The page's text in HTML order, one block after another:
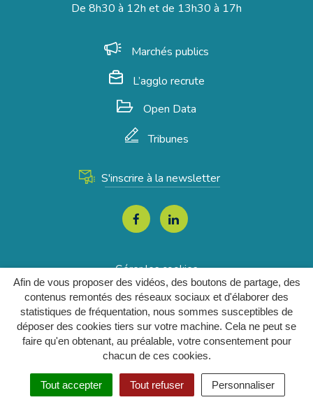
Afin de vous proposer des vidéos, des boutons de partage, des
contenus remontés des réseaux sociaux et d'élaborer des
statistiques de fréquentation, nous sommes susceptibles de
déposer des cookies tiers sur votre machine. Cela ne peut se
faire qu'en obtenant, au préalable, votre consentement pour
chacun de ces cookies.
Tout accepter Tout refuser Personnaliser
De 8h30 à 12h et de 13h30 à 17h
Marchés publics
L’agglo recrute
Open Data
Tribunes
S'inscrire à la newsletter
Lien
compte
Facebook
Lien
compte
Linkedin
Gérer les cookies
Mentions Légales
Plan du site
Accessibilité
Politique de confidentialité